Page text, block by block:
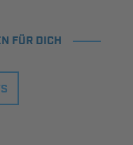
FÜR DICH